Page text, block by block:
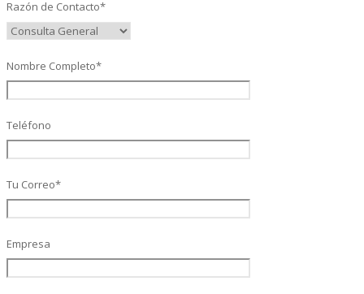
SAP Finanzas Mi Banca Solidaria
Razón de Contacto*
Nombre Completo*
Teléfono
Tu Correo*
Empresa